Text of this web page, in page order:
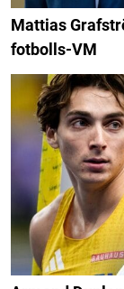
Mattias
fotbolls-VM